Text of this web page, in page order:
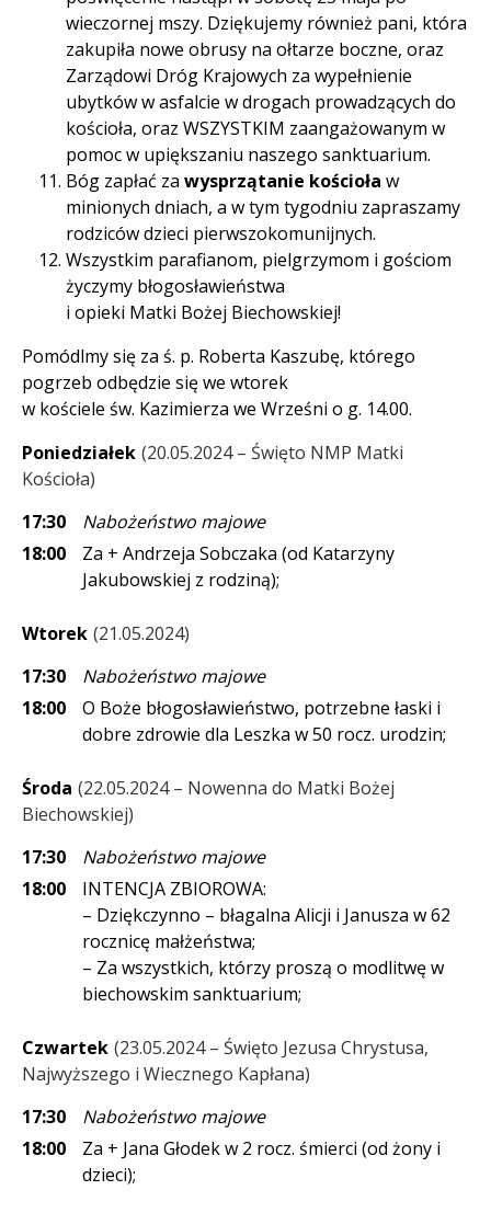
wieczornej mszy. Dziękujemy również pani, która
zakupiła nowe obrusy na ołtarze boczne, oraz
Zarządowi Dróg Krajowych za wypełnienie
ubytków w asfalcie w drogach prowadzących do
kościoła, oraz WSZYSTKIM zaangażowanym w
pomoc w upiększaniu naszego sanktuarium.
Bóg zapłać za wysprzątanie kościoła w
minionych dniach, a w tym tygodniu zapraszamy
rodziców dzieci pierwszokomunijnych.
Wszystkim parafianom, pielgrzymom i gościom
życzymy błogosławieństwa
i opieki Matki Bożej Biechowskiej!
Pomódlmy się za ś. p. Roberta Kaszubę, którego
pogrzeb odbędzie się we wtorek
w kościele św. Kazimierza we Wrześni o g. 14.00.
Poniedziałek 20.05.2024 – Święto NMP Matki
Kościoła
17:30
Nabożeństwo majowe
18:00
Za + Andrzeja Sobczaka (od Katarzyny
Jakubowskiej z rodziną);
Wtorek 21.05.2024
17:30
Nabożeństwo majowe
18:00
O Boże błogosławieństwo, potrzebne łaski i
dobre zdrowie dla Leszka w 50 rocz. urodzin;
Środa 22.05.2024 – Nowenna do Matki Bożej
Biechowskiej
17:30
Nabożeństwo majowe
18:00
INTENCJA ZBIOROWA:
– Dziękczynno – błagalna Alicji i Janusza w 62
rocznicę małżeństwa;
– Za wszystkich, którzy proszą o modlitwę w
biechowskim sanktuarium;
Czwartek 23.05.2024 – Święto Jezusa Chrystusa,
Najwyższego i Wiecznego Kapłana
17:30
Nabożeństwo majowe
18:00
Za + Jana Głodek w 2 rocz. śmierci (od żony i
dzieci);